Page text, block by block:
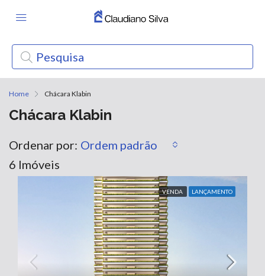
Home Chácara Klabin
Chácara Klabin
6 Imóveis
Ordenar por: Ordem padrão
VENDA LANÇAMENTO